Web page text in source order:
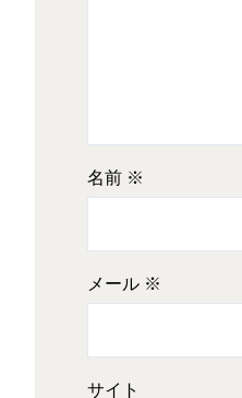
名前 ※
メール ※
サイト